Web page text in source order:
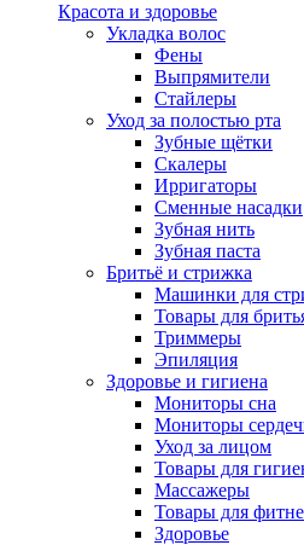
Красота и здоровье
Укладка волос
Фены
Выпрямители
Стайлеры
Уход за полостью рта
Зубные щётки
Скалеры
Ирригаторы
Сменные насадки
Зубная нить
Зубная паста
Бритьё и стрижка
Машинки для
Товары для
Триммеры
Эпиляция
Здоровье и гигиена
Мониторы сна
Мониторы
Уход за лицом
Товары для
Массажеры
Товары для
Здоровье